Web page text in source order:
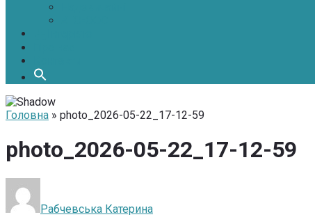
Головна » photo_2026-05-22_17-12-59
photo_2026-05-22_17-12-59
Рабчевська Катерина